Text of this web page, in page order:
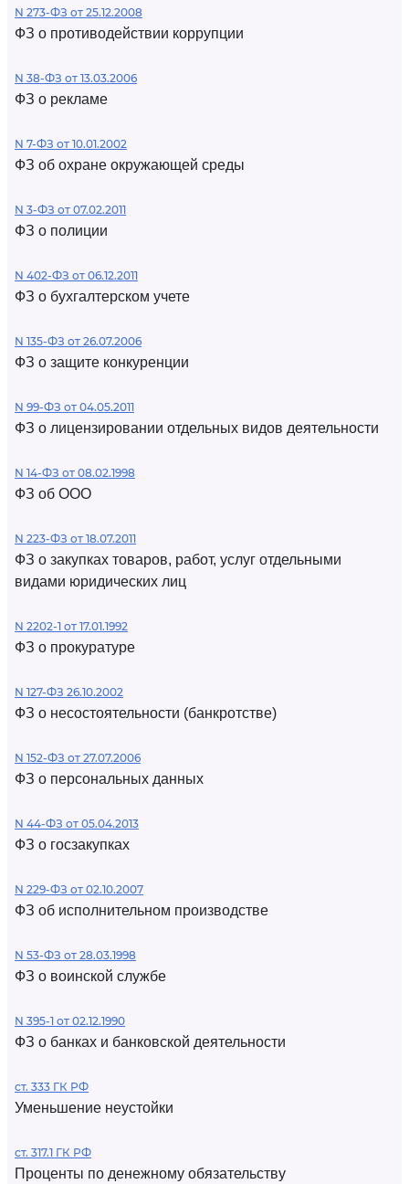
N 273-ФЗ от 25.12.2008
ФЗ о противодействии коррупции
N 38-ФЗ от 13.03.2006
ФЗ о рекламе
N 7-ФЗ от 10.01.2002
ФЗ об охране окружающей среды
N 3-ФЗ от 07.02.2011
ФЗ о полиции
N 402-ФЗ от 06.12.2011
ФЗ о бухгалтерском учете
N 135-ФЗ от 26.07.2006
ФЗ о защите конкуренции
N 99-ФЗ от 04.05.2011
ФЗ о лицензировании отдельных видов деятельности
N 14-ФЗ от 08.02.1998
ФЗ об ООО
N 223-ФЗ от 18.07.2011
ФЗ о закупках товаров, работ, услуг отдельными
видами юридических лиц
N 2202-1 от 17.01.1992
ФЗ о прокуратуре
N 127-ФЗ 26.10.2002
ФЗ о несостоятельности (банкротстве)
N 152-ФЗ от 27.07.2006
ФЗ о персональных данных
N 44-ФЗ от 05.04.2013
ФЗ о госзакупках
N 229-ФЗ от 02.10.2007
ФЗ об исполнительном производстве
N 53-ФЗ от 28.03.1998
ФЗ о воинской службе
N 395-1 от 02.12.1990
ФЗ о банках и банковской деятельности
ст. 333 ГК РФ
Уменьшение неустойки
ст. 317.1 ГК РФ
Проценты по денежному обязательству